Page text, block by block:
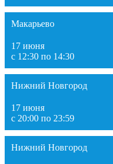
Макарьево
17 июня
с 12:30 по 14:30
Нижний Новгород
17 июня
с 20:00 по 23:59
Нижний Новгород